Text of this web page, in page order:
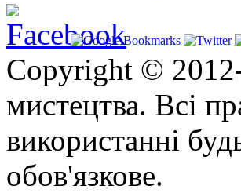
Copyright © 2012-
мистецтва. Всі
використанні
обов'язкове.